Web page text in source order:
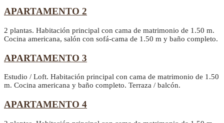
APARTAMENTO 2
2 plantas. Habitación principal con cama de matrimonio de 1.50 m.
Cocina americana, salón con sofá-cama de 1.50 m y baño completo.
APARTAMENTO 3
Estudio / Loft. Habitación principal con cama de matrimonio de 1.50
m. Cocina americana y baño completo. Terraza / balcón.
APARTAMENTO 4